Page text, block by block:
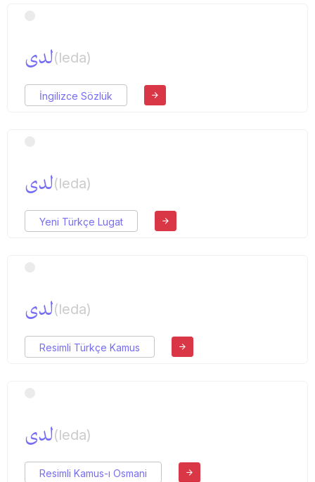
لدی(leda)
İngilizce Sözlük
لدی(leda)
Yeni Türkçe Lugat
لدی(leda)
Resimli Türkçe Kamus
لدی(leda)
Resimli Kamus-ı Osmani